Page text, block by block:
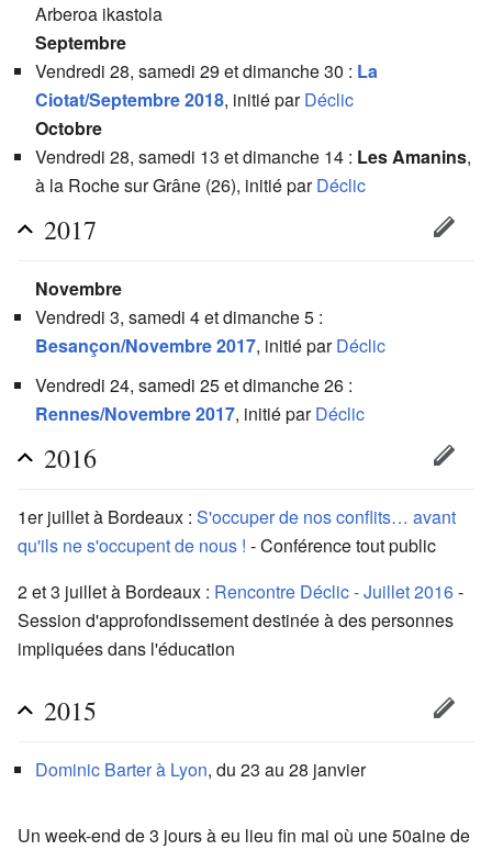
Arberoa ikastola
Septembre
Vendredi 28, samedi 29 et dimanche 30 : La
Ciotat/Septembre 2018, initié parDéclic
Octobre
Vendredi 28, samedi 13 et dimanche 14 : Les Amanins,
à la Roche sur Grâne (26), initié parDéclic
2017
Novembre
Vendredi 3, samedi 4 et dimanche 5 :
Besançon/Novembre 2017, initié parDéclic
Vendredi 24, samedi 25 et dimanche 26 :
Rennes/Novembre 2017, initié parDéclic
2016
1er juillet à Bordeaux : S'occuper de nos conflits… avant
qu'ils ne s'occupent de nous ! - Conférence tout public
2 et 3 juillet à Bordeaux : Rencontre Déclic - Juillet 2016-
Session d'approfondissement destinée à des personnes
impliquées dans l'éducation
2015
Dominic Barter à Lyon, du 23 au 28 janvier
Un week-end de 3 jours à eu lieu fin mai où une 50aine de